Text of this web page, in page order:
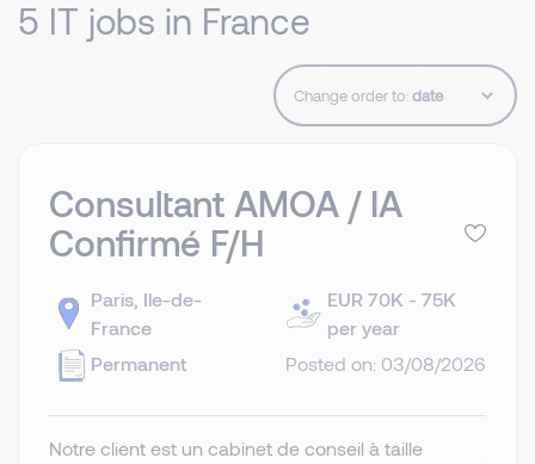
5 IT jobs in France
Change order to:
Consultant AMOA / IA
Confirmé F/H
Paris, Ile-de-
France
Permanent
EUR 70K - 75K
per year
Posted on: 03/08/2026
Notre client est un cabinet de conseil à taille